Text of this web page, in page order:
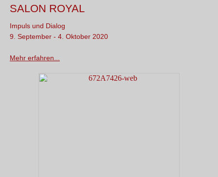
SALON ROYAL
Impuls und Dialog
9. September - 4. Oktober 2020
Mehr erfahren...